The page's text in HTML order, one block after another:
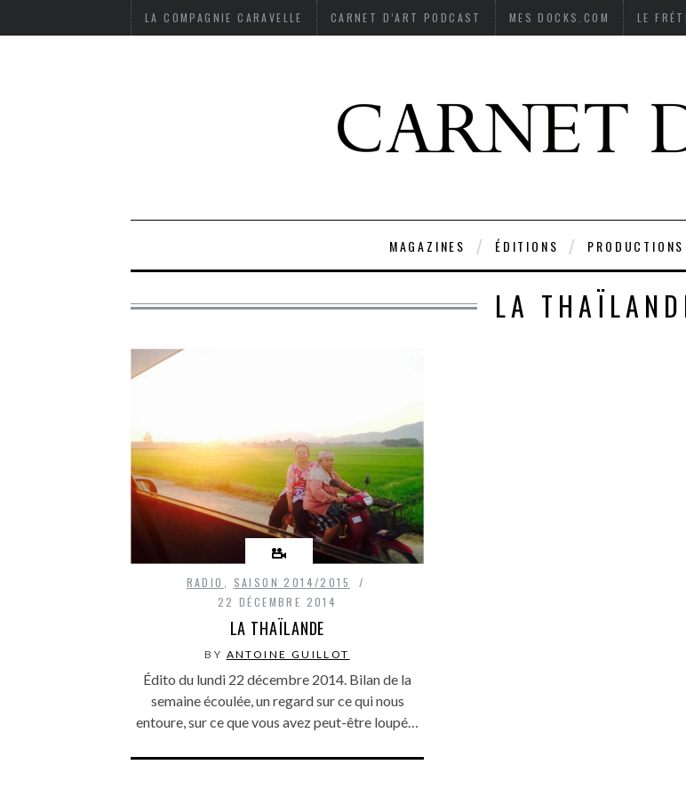
LA COMPAGNIE CARAVELLE CARNET D’ART PODCAST MES DOCKS.COM LE
MAGAZINES ÉDITIONS PRODUCTIONS
LA
RADIO
SAISON 2014/2015
22 DÉCEMBRE 2014
LA THAÏLANDE
BY ANTOINE GUILLOT
Édito du lundi 22 décembre 2014. Bilan de la
semaine écoulée, un regard sur ce qui nous
entoure, sur ce que vous avez peut-être loupé…